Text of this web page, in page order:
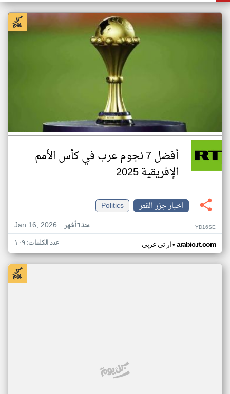
أفضل 7 نجوم عرب في كأس الأمم
الإفريقية 2025
اخبار جزر القمر
Politics
Jan 16, 2026
منذ ٦ أشهر YD16SE
ار تي عربي• arabic.rt.com عدد الكلمات: ١٠٩